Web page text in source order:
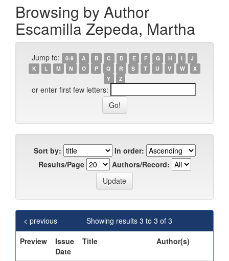
Browsing by Author
Escamilla Zepeda, Martha
Jump to: 0-9 A B C D E F G H I
J
K
L M N O P Q R S T U V W
X
Y
Z
or enter first few letters:
Sort by:
In order:
Results/Page
Authors/Record:
Showing results 3 to 3 of 3
< previous
Preview
Issue
Date
Title Author(s)